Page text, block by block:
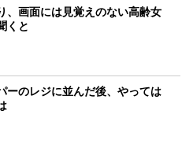
、画面には見覚えのない高齢女
くと
ーのレジに並んだ後、やっては